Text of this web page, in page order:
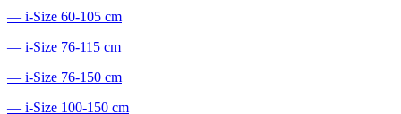
― i-Size 60-105 cm
― i-Size 76-115 cm
― i-Size 76-150 cm
― i-Size 100-150 cm